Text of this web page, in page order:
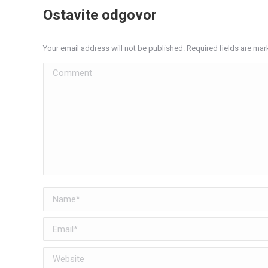
Ostavite odgovor
Your email address will not be published. Required fields are
Comment
Name *
Email *
Website